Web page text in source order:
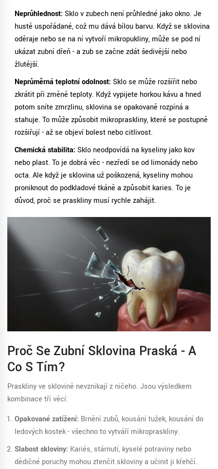
Neprůhlednost: Sklo v zubech není průhledné jako okno. Je
hustě uspořádané, což mu dává bílou barvu. Když se sklovina
oděraje nebo se na ní vytvoří mikropukliny, může se pod ní
ukázat zubní dřeň - a zub se začne zdát šedivější nebo
žlutější.
Neprůměrná teplotní odolnost: Sklo se může rozšířit nebo
zkrátit při změně teploty. Když vypijete horkou kávu a hned
potom sníte zmrzlinu, sklovina se opakovaně rozpíná a
stahuje. To může způsobit mikropraskliny, které se postupně
rozšiřují - až se objeví bolest nebo citlivost.
Chemická stabilita: Sklo neodpovídá na kyseliny jako kov
nebo plast. To je dobrá věc - nezředí se od limonády nebo
octa. Ale když je sklovina už poškozená, kyseliny mohou
proniknout do podkladové tkáně a způsobit karies. To je
důvod, proč se praskliny musí rychle zahájit.
Proč Se Zubní Sklovina Praská - A
Co S Tím?
Praskliny ve sklovině nevznikají z ničeho. Jsou výsledkem
kombinace tří věcí:
Opakované zatížení: Brnění zubů, kousání tužek, kousání do
ledových kostek - všechno to vytváří mikropraskliny.
Slabost skloviny: Kariés, stárnutí, kyselé potraviny nebo
dědičné poruchy mohou ztenčit skloviny a učinit ji křehčí.